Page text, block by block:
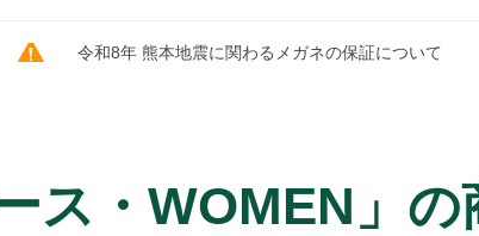
令和8年 熊本地震に関わるメガネの保証について
ス・WOMEN」